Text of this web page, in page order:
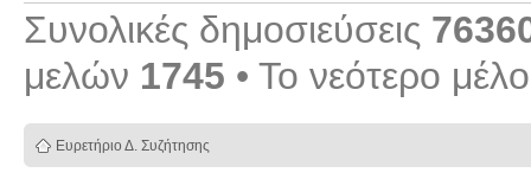
Συνολικές δημοσιεύσεις
μελών 1745 • Το νεότερο
Ευρετήριο Δ. Συζήτησης